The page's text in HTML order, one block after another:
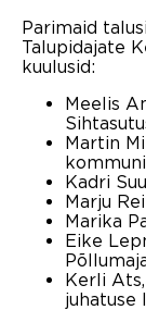
Parimaid
Talupidajate
kuulusid:
Meelis
Martin
Kadri
Marju
Marika
Eike
Kerli
juhatuse